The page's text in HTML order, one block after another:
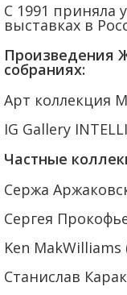
С 1991 приняла
выставках в
Произведения
собраниях:
Арт коллекция
IG Gallery
Частные
Сержа
Сергея
Ken
Станислав